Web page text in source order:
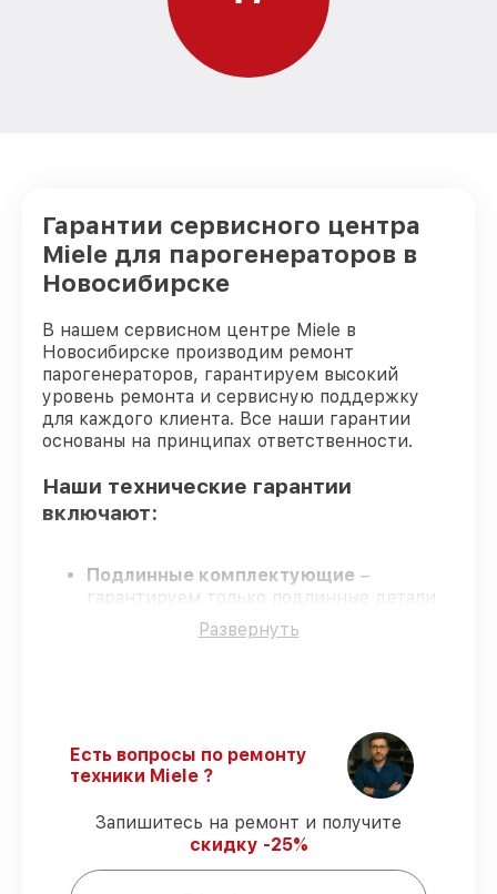
Гарантии сервисного центра
Miele для парогенераторов в
Новосибирске
В нашем сервисном центре Miele в
Новосибирске производим ремонт
парогенераторов, гарантируем высокий
уровень ремонта и сервисную поддержку
для каждого клиента. Все наши гарантии
основаны на принципах ответственности.
Наши технические гарантии
включают:
Подлинные комплектующие –
гарантируем только подлинные детали
для парогенераторов.
Сертифицированные инженеры
гарантируем завершение сервиса без
задержек.
Официальная гарантия
– сервис
проводится с соблюдением гарантийных
обязательств.
Гарантии на сервис
Развернуть
Есть вопросы по ремонту
техники Miele ?
Запишитесь на ремонт и получите
скидку -25%